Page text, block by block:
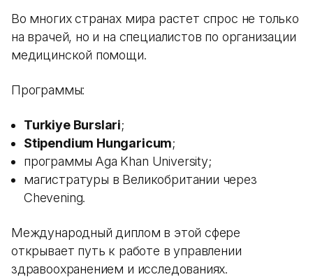
Во многих странах мира растет спрос не только
на врачей, но и на специалистов по организации
медицинской помощи.
Программы:
Turkiye Burslari;
Stipendium Hungaricum;
программы Aga Khan University;
магистратуры в Великобритании через
Chevening.
Международный диплом в этой сфере
открывает путь к работе в управлении
здравоохранением и исследованиях.